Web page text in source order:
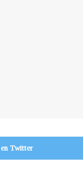
Twitter